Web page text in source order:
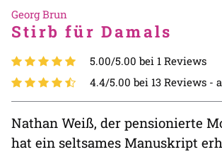
Georg Brun
Stirb für Damals
5.00/5.00 bei 1 Reviews
4.4/5.00 bei 13 Reviews -
Nathan Weiß, der pensionierte
hat ein seltsames Manuskript